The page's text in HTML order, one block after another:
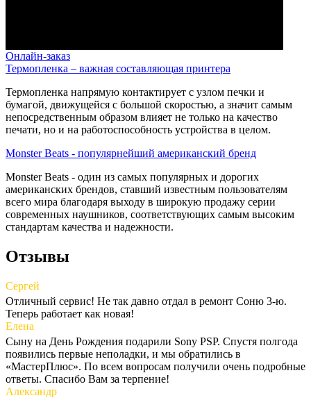
Онлайн-заказ
Термопленка – важная составляющая принтера
Термопленка напрямую контактирует с узлом печки и
бумагой, движущейся с большой скоростью, а значит самым
непосредственным образом влияет не только на качество
печати, но и на работоспособность устройства в целом.
Monster Beats - популярнейший американский бренд
Monster Beats - один из самых популярных и дорогих
американских брендов, ставший известным пользователям
всего мира благодаря выходу в широкую продажу серии
современных наушников, соответствующих самым высоким
стандартам качества и надежности.
Отзывы
Сергей
Отличный сервис! Не так давно отдал в ремонт Соню 3-ю.
Теперь работает как новая!
Елена
Сыну на День Рождения подарили Sony PSP. Спустя полгода
появились первые неполадки, и мы обратились в
«МастерПлюс». По всем вопросам получили очень подробные
ответы. Спасибо Вам за терпение!
Александр